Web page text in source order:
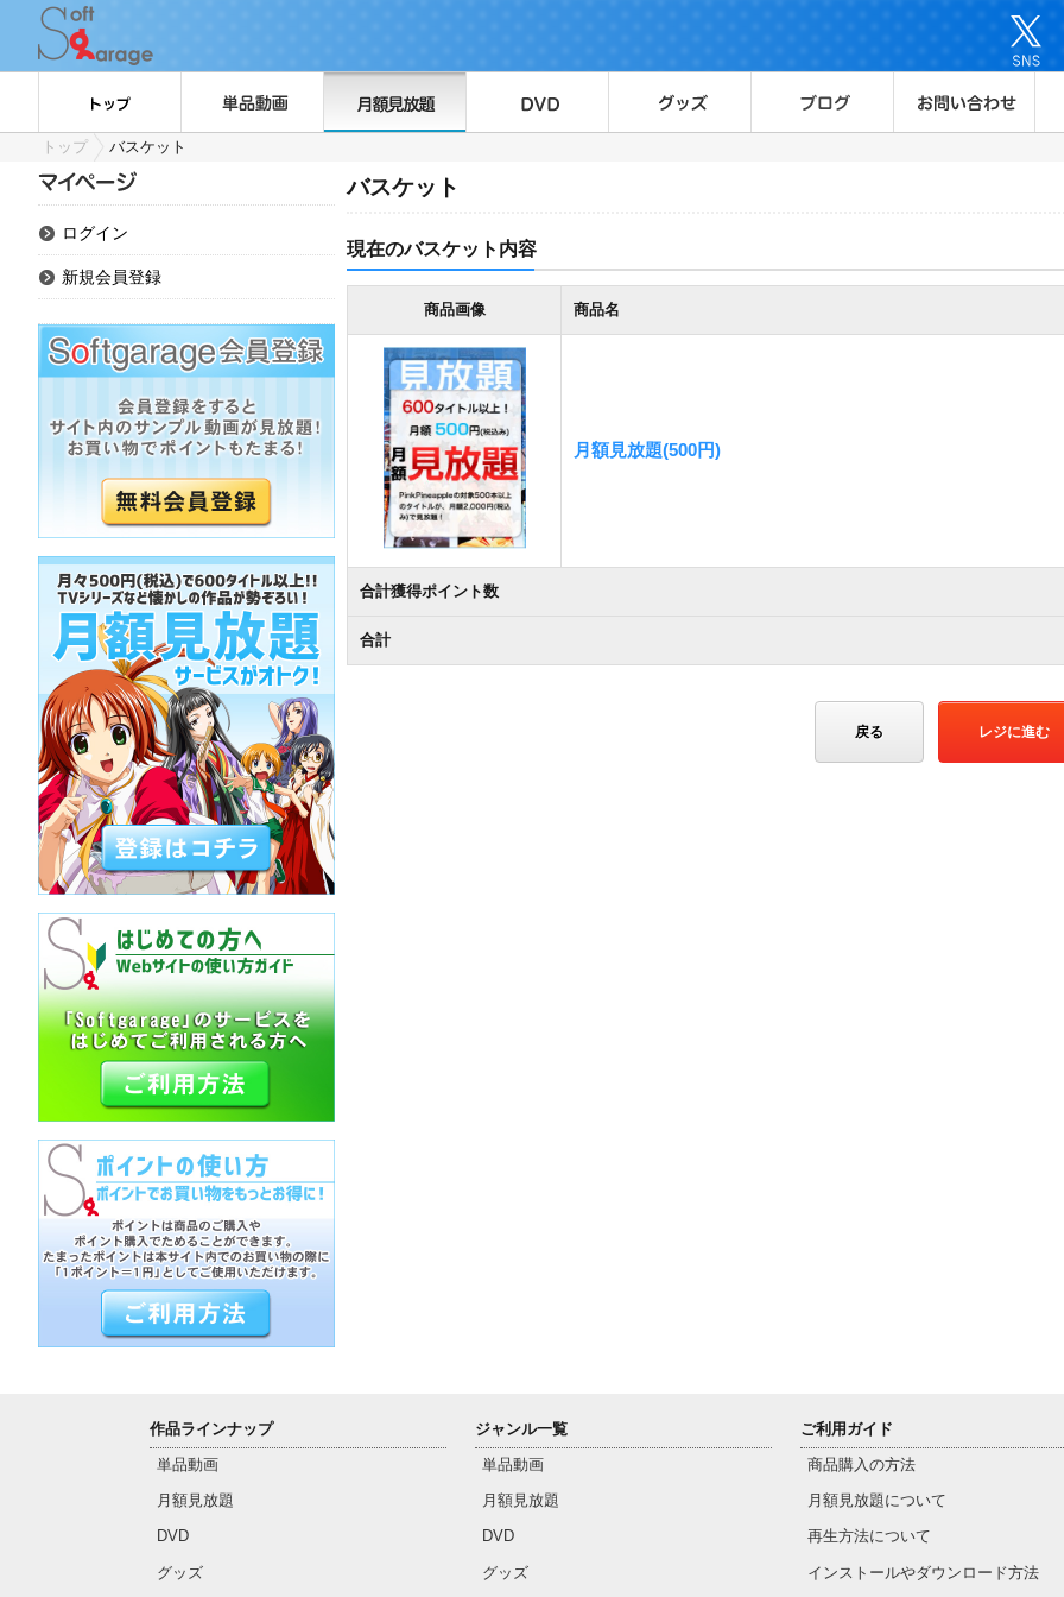
トップ バスケット
ログイン
新規会員登録
バスケット
現在のバスケット内容
商品画像 商品名
月額見放題(500円)
合計獲得ポイント数
合計
戻る レジに進む
作品ラインナップ
単品動画
月額見放題
DVD
グッズ
ジャンル一覧
単品動画
月額見放題
DVD
グッズ
ご利用ガイド
商品購入の方法
月額見放題について
再生方法について
インストールやダウンロード方法